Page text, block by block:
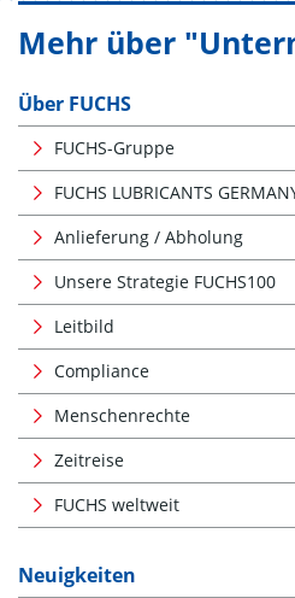
Mehr über
Über FUCHS
FUCHS-Gruppe
FUCHS LUBRICANTS
Anlieferung / Abholung
Unsere Strategie FUCHS100
Leitbild
Compliance
Menschenrechte
Zeitreise
FUCHS weltweit
Neuigkeiten